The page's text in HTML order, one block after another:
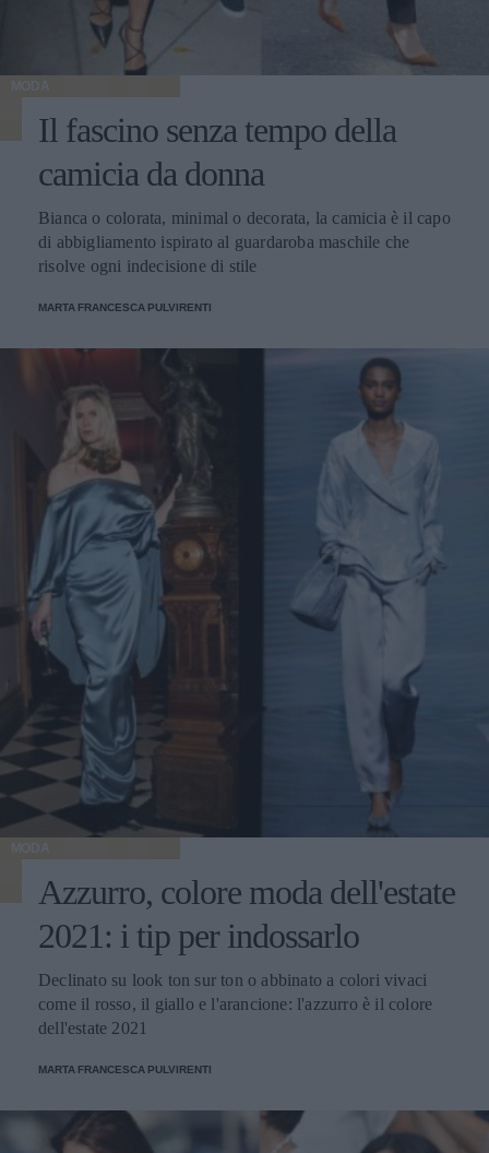
MODA
Il fascino senza tempo della
camicia da donna
Bianca o colorata, minimal o decorata, la camicia è il capo
di abbigliamento ispirato al guardaroba maschile che
risolve ogni indecisione di stile
MARTA FRANCESCA PULVIRENTI
MODA
Azzurro, colore moda dell'estate
2021: i tip per indossarlo
Declinato su look ton sur ton o abbinato a colori vivaci
come il rosso, il giallo e l'arancione: l'azzurro è il colore
dell'estate 2021
MARTA FRANCESCA PULVIRENTI